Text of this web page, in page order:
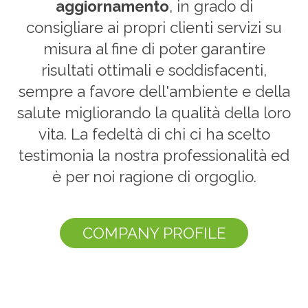
aggiornamento, in grado di
consigliare ai propri clienti servizi su
misura al fine di poter garantire
risultati ottimali e soddisfacenti,
sempre a favore dell'ambiente e della
salute migliorando la qualità della loro
vita. La fedeltà di chi ci ha scelto
testimonia la nostra professionalità ed
è per noi ragione di orgoglio.
COMPANY PROFILE